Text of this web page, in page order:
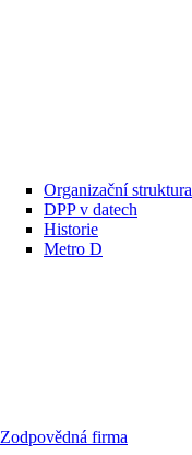
Organizační struktura
DPP v datech
Historie
Metro D
Zodpovědná firma